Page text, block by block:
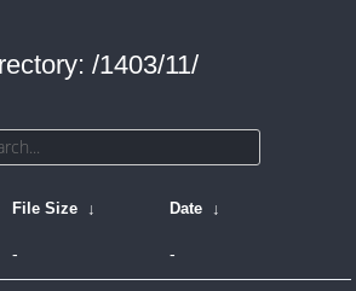
/1403/11/
File Size ↓ Date ↓
- -